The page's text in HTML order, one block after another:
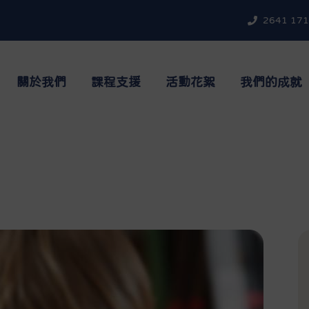
2641
關於我們 課程支援 活動花絮 我們的成就